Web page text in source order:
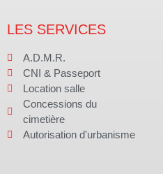
LES SERVICES
A.D.M.R.
CNI & Passeport
Location salle
Concessions du
cimetière
Autorisation d'urbanisme